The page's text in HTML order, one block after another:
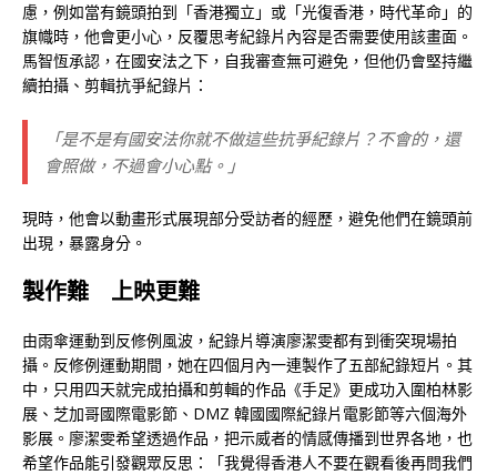
慮，例如當有鏡頭拍到「香港獨立」或「光復香港，時代革命」的
旗幟時，他會更小心，反覆思考紀錄片內容是否需要使用該畫面。
馬智恆承認，在國安法之下，自我審查無可避免，但他仍會堅持繼
續拍攝、剪輯抗爭紀錄片：
「是不是有國安法你就不做這些抗爭紀錄片？不會的，還
會照做，不過會小心點。」
現時，他會以動畫形式展現部分受訪者的經歷，避免他們在鏡頭前
出現，暴露身分。
製作難 上映更難
由雨傘運動到反修例風波，紀錄片導演廖潔雯都有到衝突現場拍
攝。反修例運動期間，她在四個月內一連製作了五部紀錄短片。其
中，只用四天就完成拍攝和剪輯的作品《手足》更成功入圍柏林影
展、芝加哥國際電影節、DMZ 韓國國際紀錄片電影節等六個海外
影展。廖潔雯希望透過作品，把示威者的情感傳播到世界各地，也
希望作品能引發觀眾反思：「我覺得香港人不要在觀看後再問我們